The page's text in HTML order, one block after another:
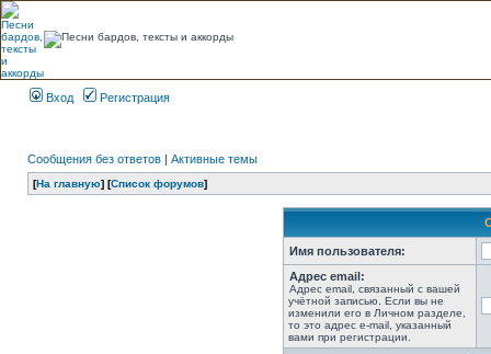
Вход Регистрация
Сообщения без ответов | Активные темы
[На главную] [Список форумов]
Имя пользователя:
Адрес email:
Адрес email, связанный с вашей
учётной записью. Если вы не
изменили его в Личном разделе,
то это адрес e-mail, указанный
вами при регистрации.